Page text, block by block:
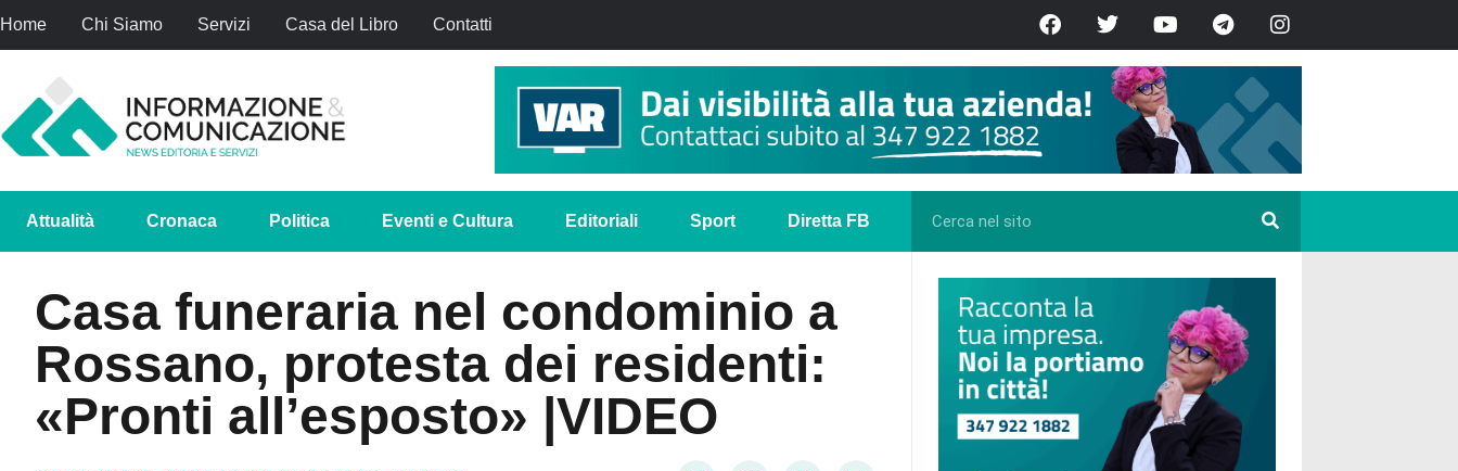
Home Chi Siamo Servizi Casa del Libro Contatti
Attualità Cronaca Politica Eventi e Cultura Editoriali Sport Diretta FB
Casa funeraria nel condominio a
Rossano, protesta dei residenti:
«Pronti all’esposto» |VIDEO